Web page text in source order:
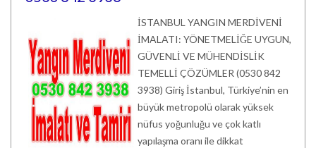
İSTANBUL YANGIN MERDİVENİ
İMALATI: YÖNETMELİĞE UYGUN,
GÜVENLİ VE MÜHENDİSLİK
TEMELLİ ÇÖZÜMLER (0530 842
3938) Giriş İstanbul, Türkiye’nin en
büyük metropolü olarak yüksek
nüfus yoğunluğu ve çok katlı
yapılaşma oranı ile dikkat